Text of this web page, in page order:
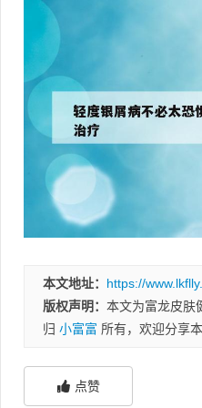
本文地址： https://
版权声明： 本文为富龙皮肤
归 小富富 所有，欢迎分享
点赞